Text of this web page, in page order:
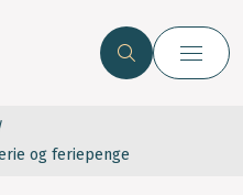
og feriepenge